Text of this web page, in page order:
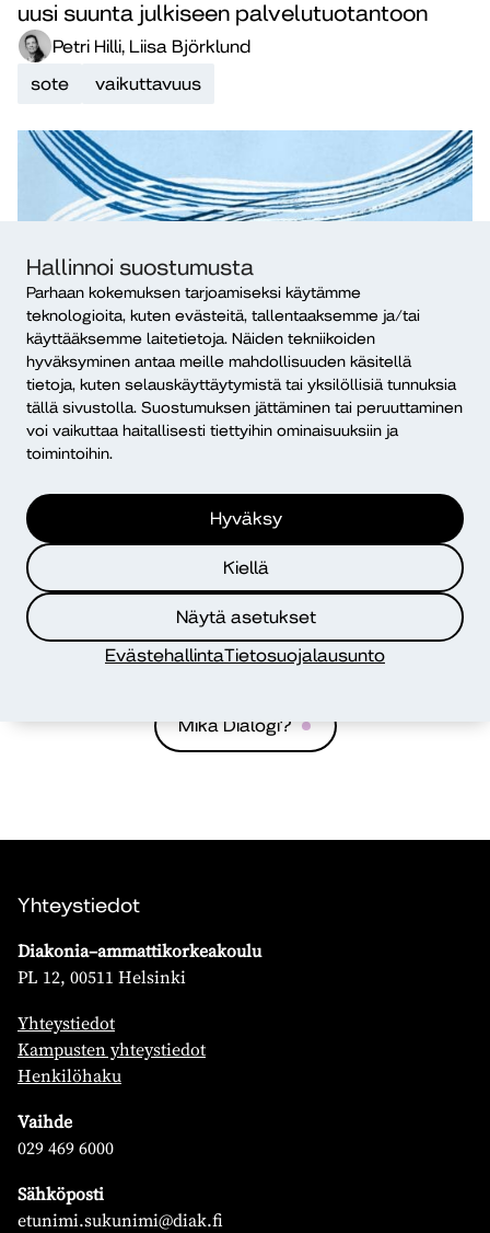
Hallinnoi suostumusta
Parhaan kokemuksen tarjoamiseksi käytämme
teknologioita, kuten evästeitä, tallentaaksemme ja/tai
käyttääksemme laitetietoja. Näiden tekniikoiden
hyväksyminen antaa meille mahdollisuuden käsitellä
tietoja, kuten selauskäyttäytymistä tai yksilöllisiä tunnuksia
tällä sivustolla. Suostumuksen jättäminen tai peruuttaminen
voi vaikuttaa haitallisesti tiettyihin ominaisuuksiin ja
toimintoihin.
Hyväksy
Kiellä
Näytä asetukset
EvästehallintaTietosuojalausunto
uusi suunta julkiseen palvelutuotantoon
Petri Hilli, Liisa Björklund
sote
vaikuttavuus
Blogi 13.2.2025
Vaikuttavuuden johtaminen: kestävä ja
kokonaisvaltainen lähestymistapa
Petri Hilli, Liisa Björklund
Dialogi
Diakonia-ammattikorkeakoulu
PL 12, 00511 Helsinki
ISSN 2490-0117
Mikä Dialogi?
Yhteystiedot
Diakonia–ammattikorkeakoulu
PL 12, 00511 Helsinki
Yhteystiedot
Kampusten yhteystiedot
Henkilöhaku
Vaihde
029 469 6000
Sähköposti
etunimi.sukunimi@diak.fi